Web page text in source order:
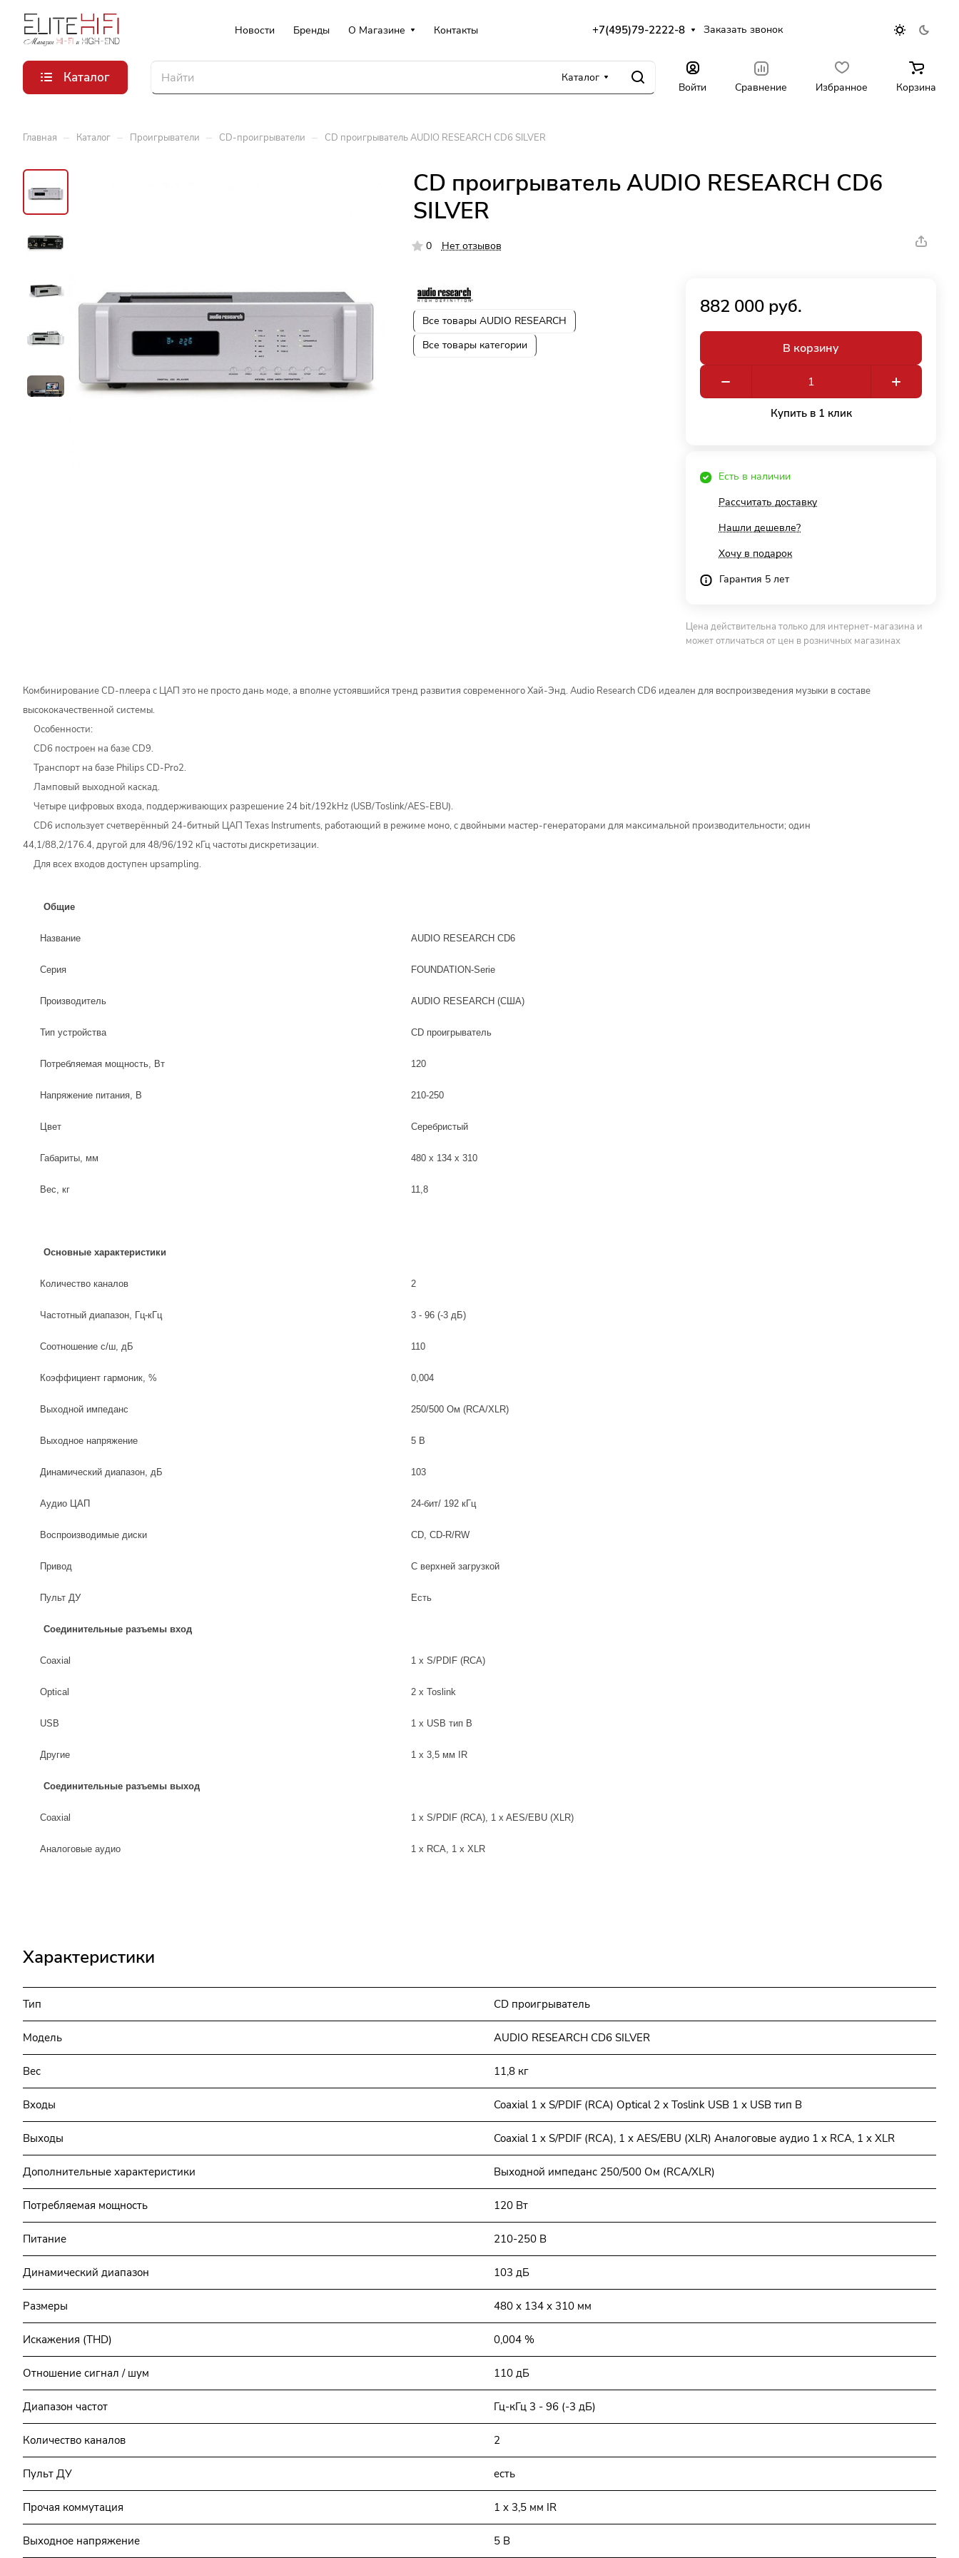
Новости Бренды О Магазине Контакты +7(495)79-2222-8 Заказать звонок
Каталог Каталог
Войти Сравнение Избранное Корзина
Главная – Каталог – Проигрыватели – CD-проигрыватели – CD проигрыватель AUDIO RESEARCH CD6 SILVER
CD проигрыватель AUDIO RESEARCH CD6
SILVER
0 Нет отзывов
Все товары AUDIO RESEARCH
Все товары категории
882 000 руб.
В корзину
Купить в 1 клик
Есть в наличии
Рассчитать доставку
Нашли дешевле?
Хочу в подарок
Гарантия 5 лет
Цена действительна только для интернет-магазина и
может отличаться от цен в розничных магазинах
Комбинирование CD-плеера с ЦАП это не просто дань моде, а вполне устоявшийся тренд развития современного Хай-Энд. Audio Research CD6 идеален для воспроизведения музыки в составе
высококачественной системы.
Особенности:
CD6 построен на базе CD9.
Транспорт на базе Philips CD-Pro2.
Ламповый выходной каскад.
Четыре цифровых входа, поддерживающих разрешение 24 bit/192kHz (USB/Toslink/AES-EBU).
CD6 использует счетверённый 24-битный ЦАП Texas Instruments, работающий в режиме моно, с двойными мастер-генераторами для максимальной производительности; один
44,1/88,2/176.4, другой для 48/96/192 кГц частоты дискретизации.
Для всех входов доступен upsampling.
Общие
Название AUDIO RESEARCH CD6
Серия FOUNDATION-Serie
Производитель AUDIO RESEARCH (США)
Тип устройства CD проигрыватель
Потребляемая мощность, Вт 120
Напряжение питания, В 210-250
Цвет Серебристый
Габариты, мм 480 х 134 х 310
Вес, кг 11,8
Основные характеристики
Количество каналов 2
Частотный диапазон, Гц-кГц 3 - 96 (-3 дБ)
Соотношение с/ш, дБ 110
Коэффициент гармоник, % 0,004
Выходной импеданс 250/500 Ом (RCA/XLR)
Выходное напряжение 5 В
Динамический диапазон, дБ 103
Аудио ЦАП 24-бит/ 192 кГц
Воспроизводимые диски CD, CD-R/RW
Привод С верхней загрузкой
Пульт ДУ Есть
Соединительные разъемы вход
Coaxial 1 x S/PDIF (RCA)
Optical 2 x Toslink
USB 1 х USB тип В
Другие 1 x 3,5 мм IR
Соединительные разъемы выход
Coaxial 1 x S/PDIF (RCA), 1 x AES/EBU (XLR)
Аналоговые аудио 1 x RCA, 1 x XLR
Характеристики
Тип CD проигрыватель
Модель AUDIO RESEARCH CD6 SILVER
Вес 11,8 кг
Входы Coaxial 1 x S/PDIF (RCA) Optical 2 x Toslink USB 1 х USB тип В
Выходы Coaxial 1 x S/PDIF (RCA), 1 x AES/EBU (XLR) Аналоговые аудио 1 x RCA, 1 x XLR
Дополнительные характеристики Выходной импеданс 250/500 Ом (RCA/XLR)
Потребляемая мощность 120 Вт
Питание 210-250 В
Динамический диапазон 103 дБ
Размеры 480 х 134 х 310 мм
Искажения (THD) 0,004 %
Отношение сигнал / шум 110 дБ
Диапазон частот Гц-кГц 3 - 96 (-3 дБ)
Количество каналов 2
Пульт ДУ есть
Прочая коммутация 1 x 3,5 мм IR
Выходное напряжение 5 В